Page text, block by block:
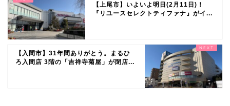
【上尾市】いよいよ明日(2月11日)！
『リユースセレクトティファナ』がイ...
【入間市】31年間ありがとう。まるひ
ろ入間店 3階の「吉祥寺菊屋」が閉店...